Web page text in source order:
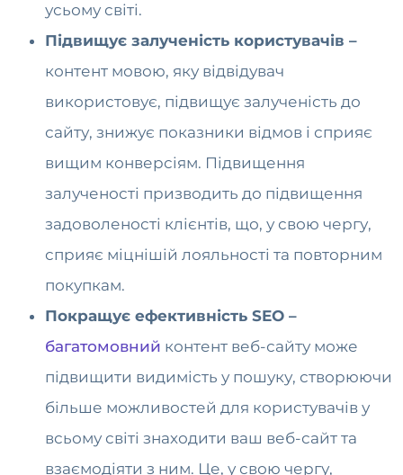
усьому світі.
Підвищує залученість користувачів –
контент мовою, яку відвідувач
використовує, підвищує залученість до
сайту, знижує показники відмов і сприяє
вищим конверсіям. Підвищення
залученості призводить до підвищення
задоволеності клієнтів, що, у свою чергу,
сприяє міцнішій лояльності та повторним
покупкам.
Покращує ефективність SEO –
багатомовний контент веб-сайту може
підвищити видимість у пошуку, створюючи
більше можливостей для користувачів у
всьому світі знаходити ваш веб-сайт та
взаємодіяти з ним. Це, у свою чергу,